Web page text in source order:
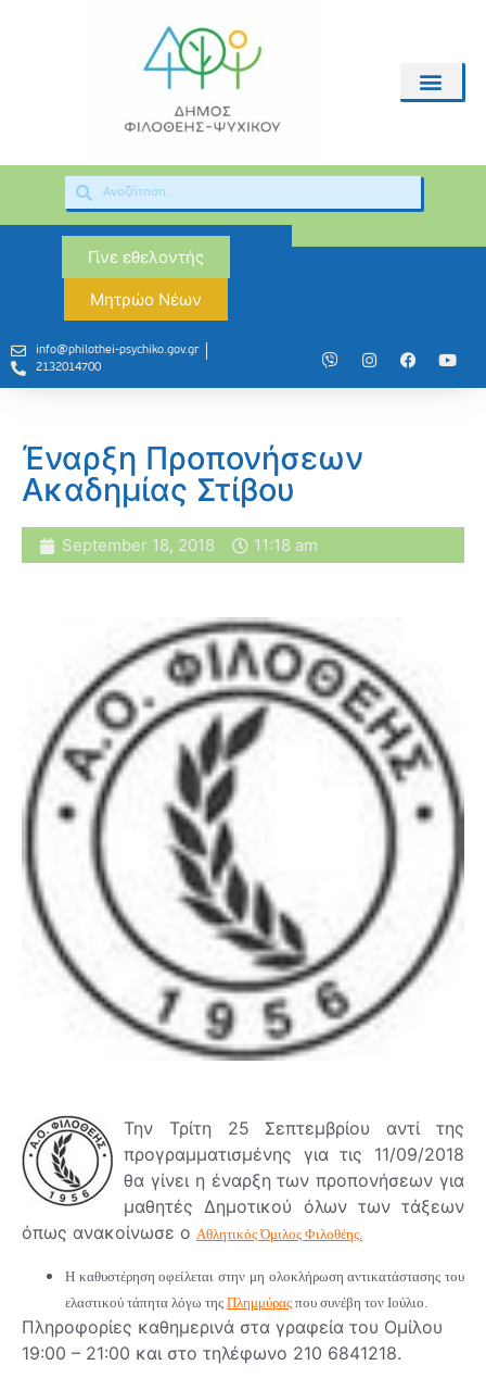
Γίνε εθελοντής
Μητρώο Νέων
info@philothei-psychiko.gov.gr
2132014700
Έναρξη Προπονήσεων
Ακαδημίας Στίβου
September 18, 2018 11:18 am
Την Τρίτη 25 Σεπτεμβρίου αντί της
προγραμματισμένης για τις 11/09/2018
θα γίνει η έναρξη των προπονήσεων για
μαθητές Δημοτικού όλων των τάξεων
όπως ανακοίνωσε ο Αθλητικός Όμιλος Φιλοθέης.
Η καθυστέρηση οφείλεται στην μη ολοκλήρωση αντικατάστασης του
ελαστικού τάπητα λόγω της Πλημμύρας που συνέβη τον Ιούλιο.
Πληροφορίες καθημερινά στα γραφεία του Ομίλου
19:00 – 21:00 και στο τηλέφωνο 210 6841218.